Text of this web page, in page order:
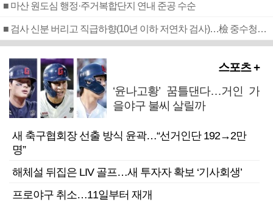
■ 마산 원도심 행정·주거복합단지 연내 준공 수순
■ 검사 신분 버리고 직급하향(10년 이하 저연차 검사)…檢 중수청행 기피
스포츠 +
‘윤나고황’ 꿈틀댄다…거인 가
을야구 불씨 살릴까
새 축구협회장 선출 방식 윤곽…“선거인단 192→2만
명”
해체설 뒤집은 LIV 골프…새 투자자 확보 ‘기사회생’
프로야구 취소…11일부터 재개